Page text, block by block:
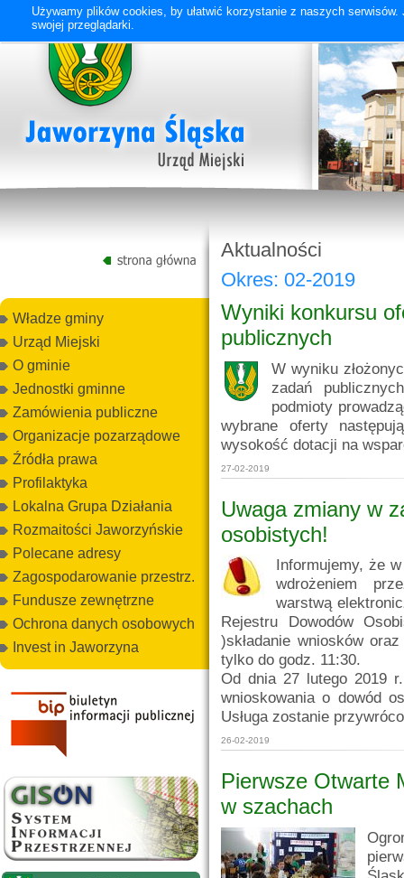
Władze gminy
Urząd Miejski
O gminie
Jednostki gminne
Zamówienia publiczne
Organizacje pozarządowe
Źródła prawa
Profilaktyka
Lokalna Grupa Działania
Rozmaitości Jaworzyńskie
Polecane adresy
Zagospodarowanie przestrz.
Fundusze zewnętrzne
Ochrona danych osobowych
Invest in Jaworzyna
Aktualności
Okres: 02-2019
Wyniki konkursu
publicznych
W wyniku
zadań
podmioty
wybrane oferty
wysokość dotacji na
27-02-2019
Uwaga zmiany w
osobistych!
Informujemy, że
wdrożeniem
warstwą
Rejestru Dowodów
)składanie wniosków
tylko do godz. 11:30.
Od dnia 27 lutego 2019
wnioskowania o dowód
Usługa zostanie
26-02-2019
Pierwsze Otwarte
w szachach
Używamy plików cookies, by ułatwić korzystanie z naszych
swojej przeglądarki.